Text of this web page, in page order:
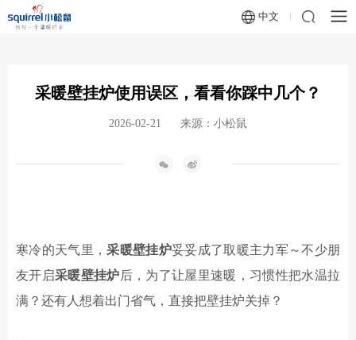
中文
采暖壁挂炉使用误区，看看你踩中几个？
2026-02-21 来源：小松鼠
寒冷的天气里，采暖壁挂炉妥妥成了取暖主力军～不少朋
友开启采暖壁挂炉后，为了让屋里速暖，习惯性把水温拉
满？还有人想着出门省气，直接把壁挂炉关掉？